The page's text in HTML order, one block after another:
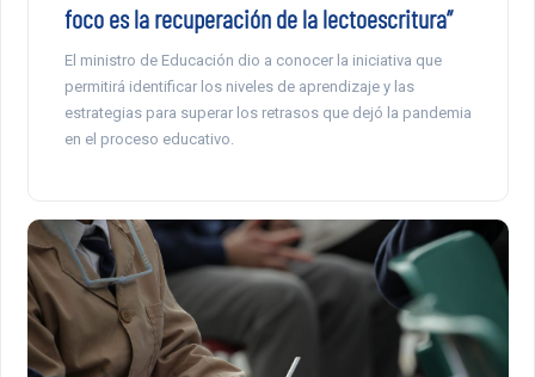
foco es la recuperación de la lectoescritura”
El ministro de Educación dio a conocer la iniciativa que
permitirá identificar los niveles de aprendizaje y las
estrategias para superar los retrasos que dejó la pandemia
en el proceso educativo.